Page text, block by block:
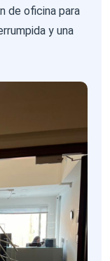
de oficina para
y una